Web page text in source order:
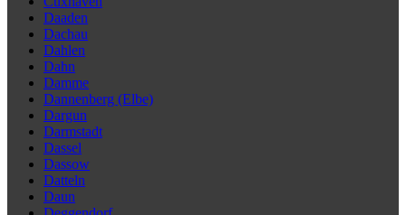
Daaden
Dachau
Dahlen
Dahn
Damme
Dannenberg (Elbe)
Dargun
Darmstadt
Dassel
Dassow
Datteln
Daun